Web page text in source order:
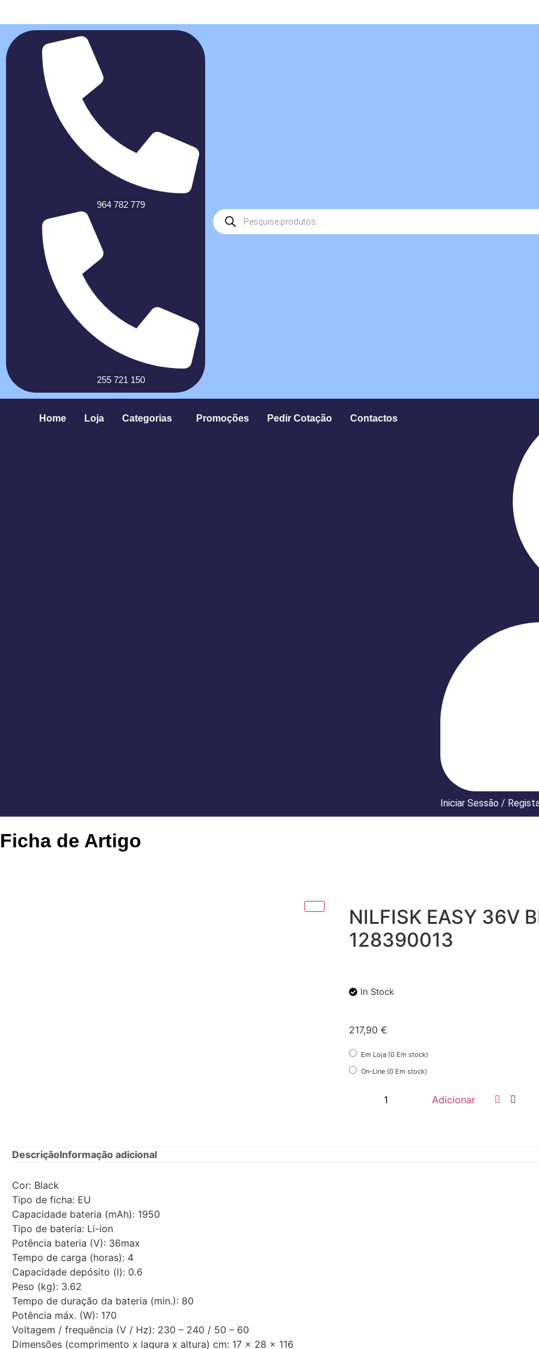
964 782 779
255 721 150
Home Loja Categorias Promoções Pedir Cotação Contactos
Iniciar Sessão /
Ficha de Artigo
NILFISK EASY 36V
128390013
In Stock
217,90 €
Em Loja (0 Em stock)
On-Line (0 Em stock)
Adicionar
DescriçãoInformação adicional
Cor: Black
Tipo de ficha: EU
Capacidade bateria (mAh): 1950
Tipo de bateria: Li-ion
Potência bateria (V): 36max
Tempo de carga (horas): 4
Capacidade depósito (l): 0.6
Peso (kg): 3.62
Tempo de duração da bateria (min.): 80
Potência máx. (W): 170
Voltagem / frequência (V / Hz): 230 – 240 / 50 – 60
Dimensões (comprimento x lagura x altura) cm: 17 x 28 x 116